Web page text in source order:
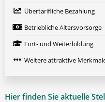
Übertarifliche Bezahlung
Betriebliche Altersvorsorge
Fort- und Weiterbildung
Weitere attraktive
Hier finden Sie aktuelle